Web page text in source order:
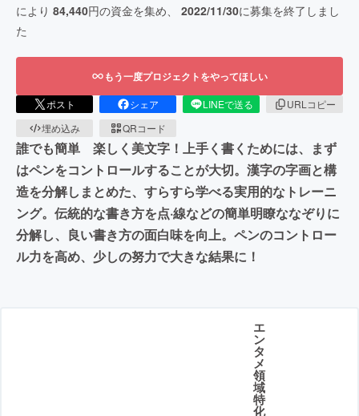
により 84,440円の資金を集め、 2022/11/30に募集を終了しまし
た
もう一度プロジェクトをやってほしい
ポスト シェア LINEで送る
URLコピー
埋め込み
QRコード
誰でも簡単 楽しく美文字！上手く書くためには、まず
はペンをコントロールすることが大切。漢字の字画と構
造を分解しまとめた、すらすら学べる実用的なトレーニ
ング。伝統的な書き方を点·線などの簡単明瞭ななぞりに
分解し、良い書き方の面白味を向上。ペンのコントロー
ル力を高め、少しの努力で大きな結果に！
エ
ン
タ
メ
領
域
特
化